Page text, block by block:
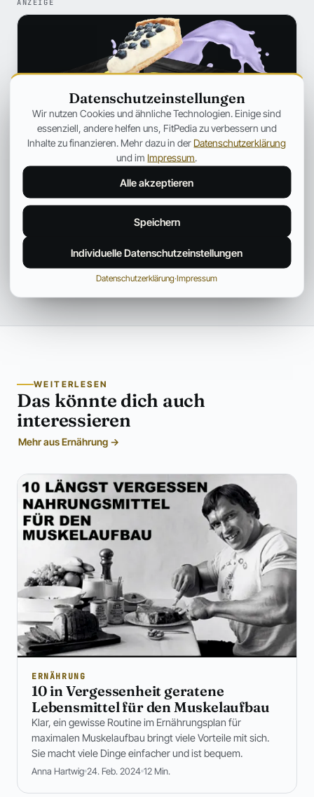
WEITERLESEN
Das könnte dich auch
interessieren
Mehr aus Ernährung →
ERNÄHRUNG
10 in Vergessenheit geratene
Lebensmittel für den Muskelaufbau
Klar, ein gewisse Routine im Ernährungsplan für
maximalen Muskelaufbau bringt viele Vorteile mit sich.
Sie macht viele Dinge einfacher und ist bequem.
Anna Hartwig 24. Feb. 2024 12 Min.
Datenschutzeinstellungen
Wir nutzen Cookies und ähnliche Technologien. Einige sind
essenziell, andere helfen uns, FitPedia zu verbessern und
Inhalte zu finanzieren. Mehr dazu in der Datenschutzerklärung
und im Impressum.
Alle akzeptieren
Speichern
Individuelle Datenschutzeinstellungen
Datenschutzerklärung·Impressum